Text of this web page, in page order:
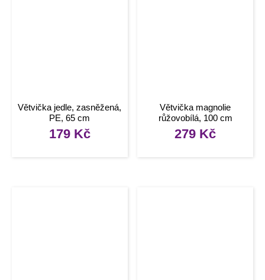
Větvička jedle, zasněžená,
PE, 65 cm
179 Kč
Větvička magnolie
růžovobílá, 100 cm
279 Kč